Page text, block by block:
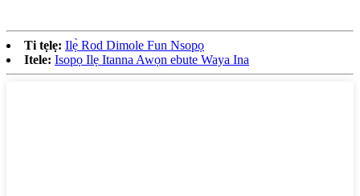
Ti tẹlẹ: Ilẹ̀ Rod Dimole Fun Nsopọ
Itele: Isopọ Ilẹ Itanna Awọn ebute Waya Ina